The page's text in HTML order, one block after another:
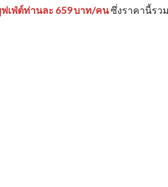
เฟ่ต์ท่านละ 659 บาท/คนซึ่งราคานี้รว